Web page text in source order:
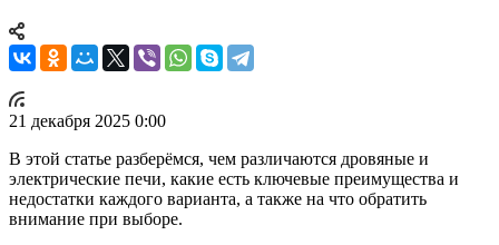
21 декабря 2025 0:00
В этой статье разберёмся, чем различаются дровяные и
электрические печи, какие есть ключевые преимущества и
недостатки каждого варианта, а также на что обратить
внимание при выборе.